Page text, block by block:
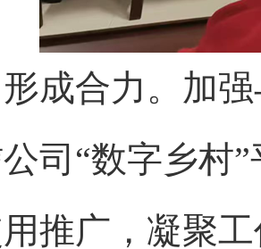
合力。加强
司“数字乡村
推广，凝聚